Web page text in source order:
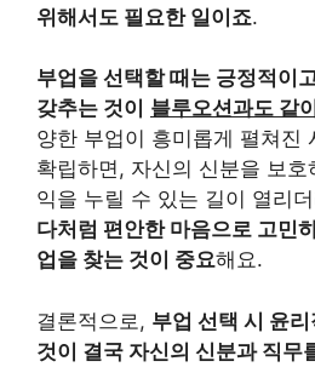
위해서도 필요한 일이죠.
부업을 선택할 때는 긍정적이
갖추는 것이
블루오션과도 같
양한 부업이 흥미롭게 펼쳐진
확립하면, 자신의 신분을 보호
익을 누릴 수 있는 길이 열리
다처럼 편안한 마음으로 고민
업을 찾는 것이 중요해요.
결론적으로, 부업 선택 시 윤
것이 결국 자신의 신분과 직무